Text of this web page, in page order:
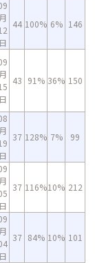
月
日
44 100% 6% 146
月
日
43 91% 36% 150
月
日
37 128% 7% 99
月
日
37 116%10% 212
月
日
37 84% 10% 101